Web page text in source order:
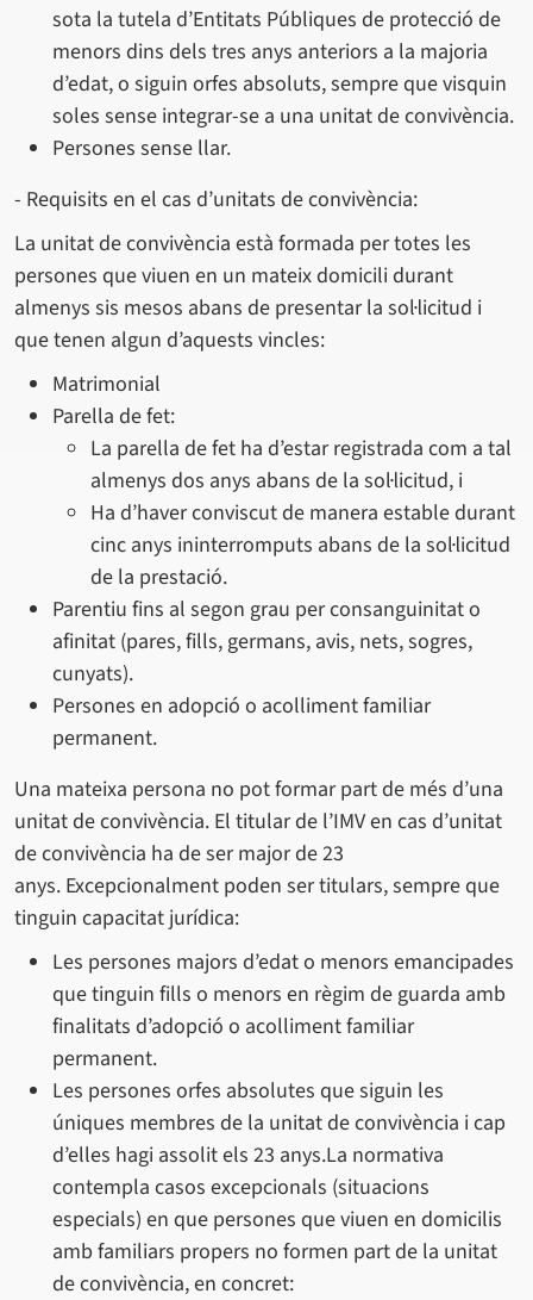
sota la tutela d’Entitats Públiques de protecció de
menors dins dels tres anys anteriors a la majoria
d’edat, o siguin orfes absoluts, sempre que visquin
soles sense integrar-se a una unitat de convivència.
Persones sense llar.
- Requisits en el cas d’unitats de convivència:
La unitat de convivència està formada per totes les
persones que viuen en un mateix domicili durant
almenys sis mesos abans de presentar la sol·licitud i
que tenen algun d’aquests vincles:
Matrimonial
Parella de fet:
La parella de fet ha d’estar registrada com a tal
almenys dos anys abans de la sol·licitud, i
Ha d’haver conviscut de manera estable durant
cinc anys ininterromputs abans de la sol·licitud
de la prestació.
Parentiu fins al segon grau per consanguinitat o
afinitat (pares, fills, germans, avis, nets, sogres,
cunyats).
Persones en adopció o acolliment familiar
permanent.
Una mateixa persona no pot formar part de més d’una
unitat de convivència. El titular de l’IMV en cas d’unitat
de convivència ha de ser major de 23
anys. Excepcionalment poden ser titulars, sempre que
tinguin capacitat jurídica:
Les persones majors d’edat o menors emancipades
que tinguin fills o menors en règim de guarda amb
finalitats d’adopció o acolliment familiar
permanent.
Les persones orfes absolutes que siguin les
úniques membres de la unitat de convivència i cap
d’elles hagi assolit els 23 anys.La normativa
contempla casos excepcionals (situacions
especials) en que persones que viuen en domicilis
amb familiars propers no formen part de la unitat
de convivència, en concret: